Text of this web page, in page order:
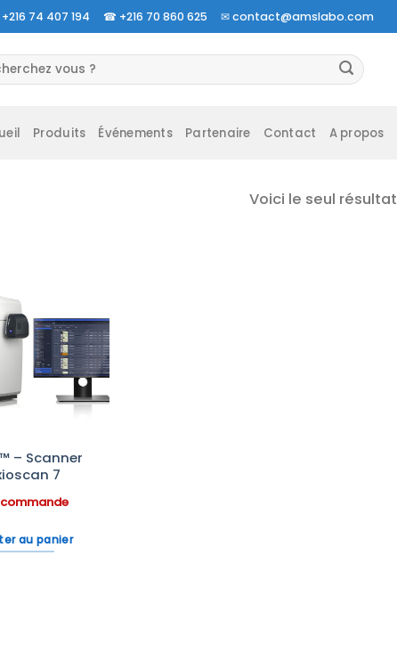
+216 74 407 194 ☎ +216 70 860 625 ✉contact@amslabo.com
Produits Événements Partenaire Contact A propos
Voici le seul résultat
Ajouter
à la liste
d’envies
– Scanner
7
commande
au panier